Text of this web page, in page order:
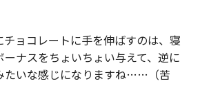
チョコレートに手を伸ばすのは、寝
ナスをちょいちょい与えて、逆に
たいな感じになりますね……（苦